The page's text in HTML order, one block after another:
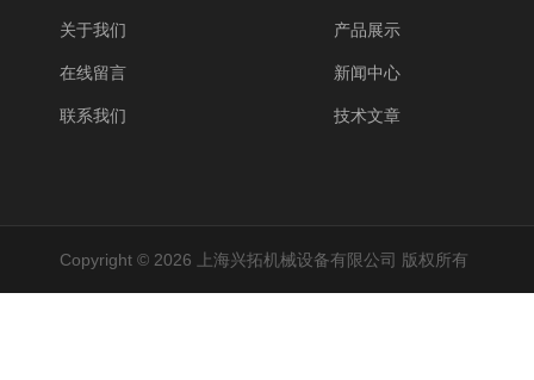
关于我们
在线留言
联系我们
产品展示
新闻中心
技术文章
Copyright © 2026 上海兴拓机械设备有限公司 版权所有